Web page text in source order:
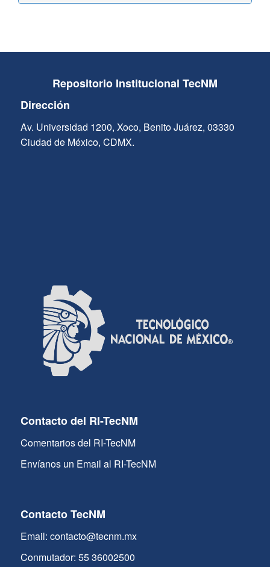
Repositorio Institucional TecNM
Dirección
Av. Universidad 1200, Xoco, Benito Juárez, 03330
Ciudad de México, CDMX.
Contacto del RI-TecNM
Comentarios del RI-TecNM
Envíanos un Email al RI-TecNM
Contacto TecNM
Email: contacto@tecnm.mx
Conmutador: 55 36002500